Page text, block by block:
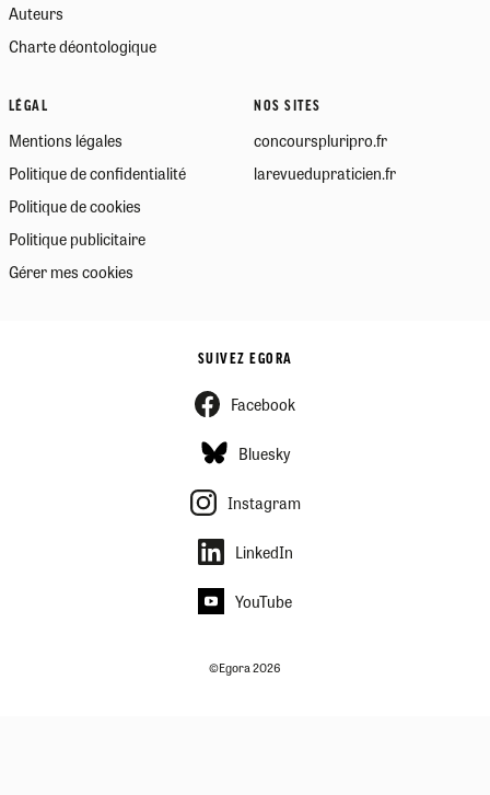
Auteurs
Charte déontologique
LÉGAL
Mentions légales
Politique de confidentialité
Politique de cookies
Politique publicitaire
Gérer mes cookies
NOS SITES
concourspluripro.fr
larevuedupraticien.fr
SUIVEZ EGORA
Facebook
Bluesky
Instagram
LinkedIn
YouTube
©Egora 2026